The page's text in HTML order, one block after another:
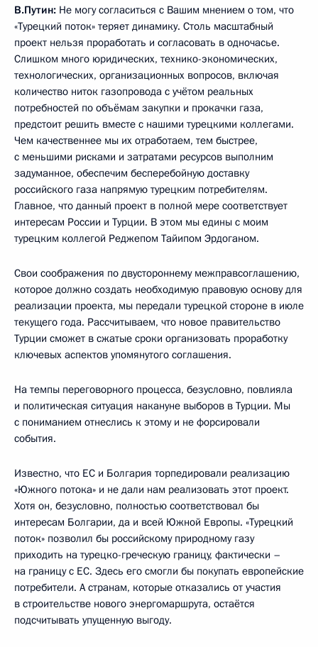
В.Путин: Не могу согласиться с Вашим мнением о том, что
«Турецкий поток» теряет динамику. Столь масштабный
проект нельзя проработать и согласовать в одночасье.
Слишком много юридических, технико-экономических,
технологических, организационных вопросов, включая
количество ниток газопровода с учётом реальных
потребностей по объёмам закупки и прокачки газа,
предстоит решить вместе с нашими турецкими коллегами.
Чем качественнее мы их отработаем, тем быстрее,
с меньшими рисками и затратами ресурсов выполним
задуманное, обеспечим бесперебойную доставку
российского газа напрямую турецким потребителям.
Главное, что данный проект в полной мере соответствует
интересам России и Турции. В этом мы едины с моим
турецким коллегой Реджепом Тайипом Эрдоганом.
Свои соображения по двустороннему межправсоглашению,
которое должно создать необходимую правовую основу для
реализации проекта, мы передали турецкой стороне в июле
текущего года. Рассчитываем, что новое правительство
Турции сможет в сжатые сроки организовать проработку
ключевых аспектов упомянутого соглашения.
На темпы переговорного процесса, безусловно, повлияла
и политическая ситуация накануне выборов в Турции. Мы
с пониманием отнеслись к этому и не форсировали
события.
Известно, что ЕС и Болгария торпедировали реализацию
«Южного потока» и не дали нам реализовать этот проект.
Хотя он, безусловно, полностью соответствовал бы
интересам Болгарии, да и всей Южной Европы. «Турецкий
поток» позволил бы российскому природному газу
приходить на турецко-греческую границу, фактически –
на границу с ЕС. Здесь его смогли бы покупать европейские
потребители. А странам, которые отказались от участия
в строительстве нового энергомаршрута, остаётся
подсчитывать упущенную выгоду.